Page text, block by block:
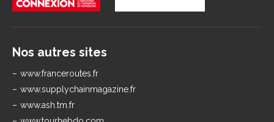
Nos autres sites
www.franceroutes.fr
www.supplychainmagazine.fr
www.ash.tm.fr